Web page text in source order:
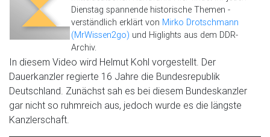
Dienstag spannende historische Themen -
verständlich erklärt von Mirko Drotschmann
(MrWissen2go) und Higlights aus dem DDR-
Archiv.
In diesem Video wird Helmut Kohl vorgestellt. Der
Dauerkanzler regierte 16 Jahre die Bundesrepublik
Deutschland. Zunächst sah es bei diesem Bundeskanzler
gar nicht so ruhmreich aus, jedoch wurde es die längste
Kanzlerschaft.